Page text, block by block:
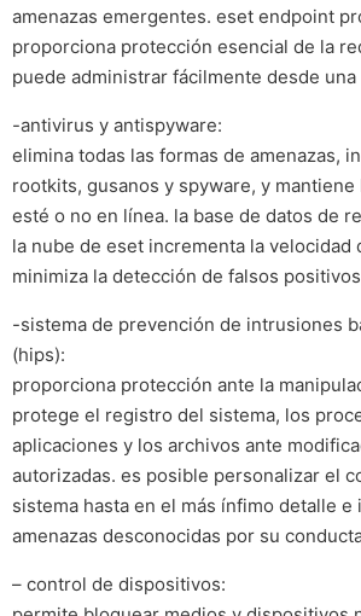
amenazas emergentes. eset endpoint
proporciona protección esencial de la
puede administrar fácilmente desde
-antivirus y antispyware:
elimina todas las formas de amenazas,
rootkits, gusanos y spyware, y
esté o no en línea. la base de datos de
la nube de eset incrementa la velocidad
minimiza la detección de falsos
-sistema de prevención de intrusiones
(hips):
proporciona protección ante la
protege el registro del sistema, los
aplicaciones y los archivos ante
autorizadas. es posible personalizar el
sistema hasta en el más ínfimo detalle
amenazas desconocidas por su
– control de dispositivos: